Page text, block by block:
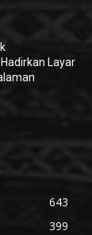
Layar
643
399